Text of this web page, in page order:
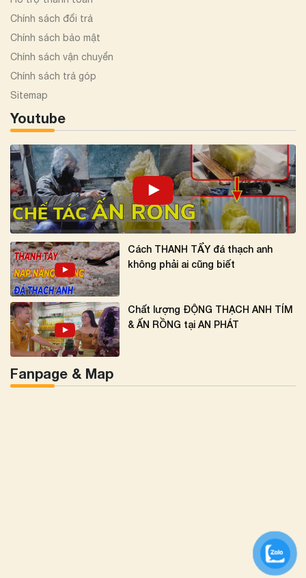
Chính sách đổi trả
Chính sách bảo mật
Chính sách vận chuyển
Chính sách trả góp
Sitemap
Youtube
Cách THANH TẨY đá thạch anh
không phải ai cũng biết
Chất lượng ĐỘNG THẠCH ANH TÍM
& ẤN RỒNG tại AN PHÁT
Fanpage & Map